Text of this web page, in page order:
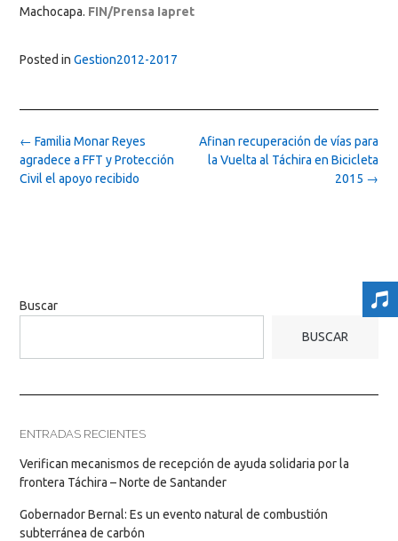
Machocapa. FIN/Prensa Iapret
Posted in Gestion2012-2017
Post
navigation
Afinan recuperación de vías para
la Vuelta al Táchira en Bicicleta
2015 →
← Familia Monar Reyes
agradece a FFT y Protección
Civil el apoyo recibido
Buscar
BUSCAR
ENTRADAS RECIENTES
Verifican mecanismos de recepción de ayuda solidaria por la
frontera Táchira – Norte de Santander
Gobernador Bernal: Es un evento natural de combustión
subterránea de carbón